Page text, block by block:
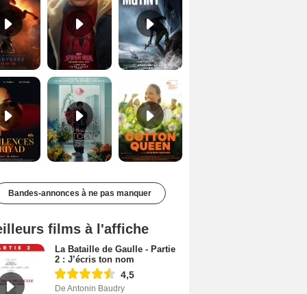
Les Silences de Riyad Bande-annonce VO STFR Cotton Queen Bande-annonce VO STFR
Bandes-annonces à ne pas manquer
films à l'affiche
La Bataille de Gaulle - Partie
2 : J’écris ton nom
4,5
De Antonin Baudry